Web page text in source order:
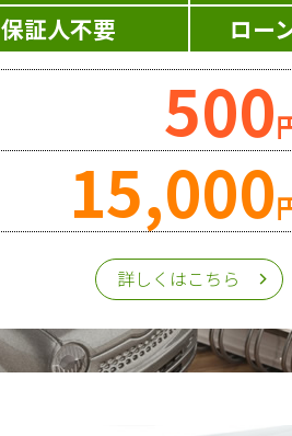
保証人不要
ロー
500
15,000
詳しくはこちら